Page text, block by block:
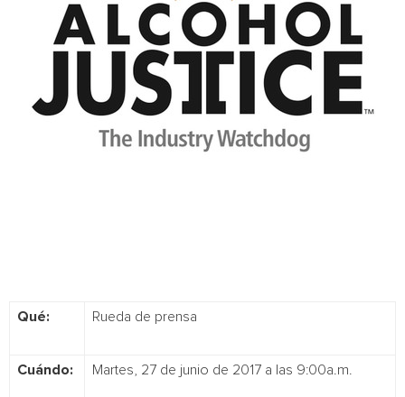
Qué: Rueda de prensa
Cuándo: Martes, 27 de junio de 2017 a las 9:00a.m.